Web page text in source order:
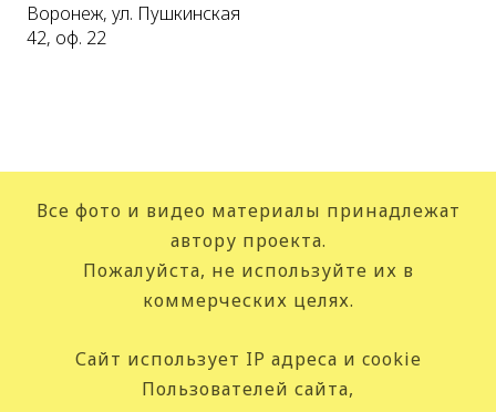
Воронеж, ул. Пушкинская
42, оф. 22
Все фото и видео материалы принадлежат
автору проекта.
Пожалуйста, не используйте их в
коммерческих целях.
Сайт использует IP адреса и cookie
Пользователей сайта,